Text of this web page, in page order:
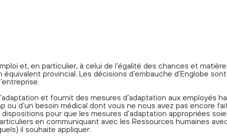
et, en particulier, à celui de l’égalité des chances et
provincial. Les décisions d’embauche d’Englobe
et fournit des mesures d’adaptation aux employés
ou d’un besoin médical dont vous ne nous avez pas encore
pour que les mesures d’adaptation appropriées
en communiquant avec les Ressources humaines
il souhaite appliquer.